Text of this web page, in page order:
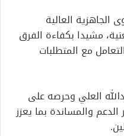
العالية
مشيدا بكفاءة الفرق
مع المتطلبات
العلي وحرصه على
الدعم والمساندة بما يعزز